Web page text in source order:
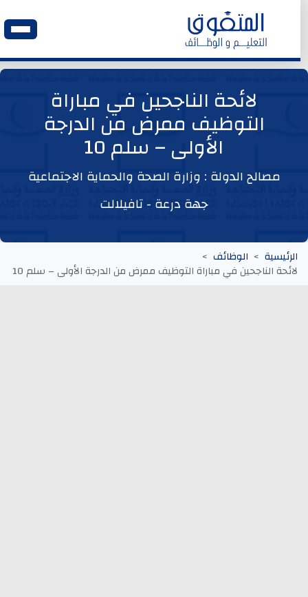
الرئيسية
وظائف اليوم
ابحث عن وظيفة
وظائف المؤسسات و المقاولات العمومية
وظائف مصالح الدولة
لائحة الناجحين في مباراة
التوظيف ممرض من الدرجة
الأولى – سلم 10
مصالح الدولة : وزارة الصحة والحماية الاجتماعية
جهة درعة - تافيلالت
الرئيسية الوظائف
لائحة الناجحين في مباراة التوظيف ممرض من الدرجة الأولى – سلم 10